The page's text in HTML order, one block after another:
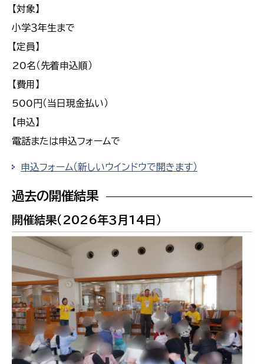
【対象】
小学３年生まで
【定員】
20名（先着申込順）
【費用】
500円（当日現金払い）
【申込】
電話または申込フォームで
申込フォーム（新しいウインドウで開きます）
過去の開催結果
開催結果（2026年３月14日）